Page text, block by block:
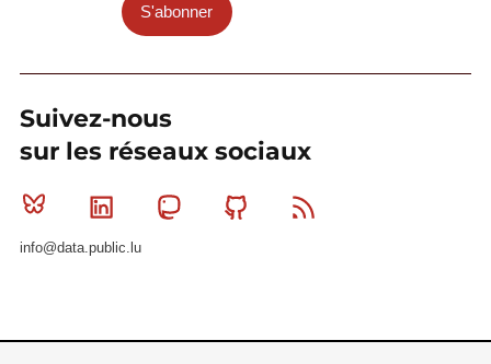
S'abonner
Suivez-nous
sur les réseaux sociaux
Bluesky Linkedin MastodonGithub
info@data.public.lu